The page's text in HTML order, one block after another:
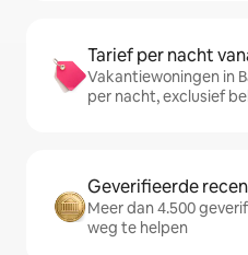
Tarief per nacht
Vakantiewoningen in
per nacht, exclusief
Geverifieerde
Meer dan 4.500
weg te helpen